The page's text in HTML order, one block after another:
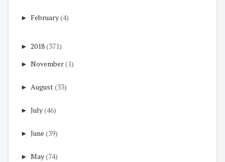
► February(4)
► 2018(371)
► November(1)
► August(33)
► July(46)
► June (39)
► May(74)